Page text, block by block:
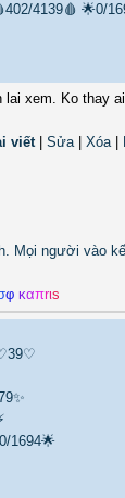
4139🩸 🌟0/
lai xem. Ko thay
viết| Sửa| Xóa|
Mọi người vào
φ καπrιs
1694🌟